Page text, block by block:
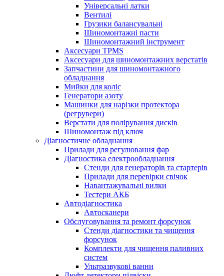
Універсальні латки
Вентилі
Грузики балансувальні
Шиномонтажні пасти
Шиномонтажний інструмент
Аксесуари TPMS
Аксесуари для шиномонтажних верстатів
Запчастини для шиномонтажного
обладнання
Мийки для коліс
Генератори азоту
Машинки для нарізки протектора
(регрувери)
Верстати для полірування дисків
Шиномонтаж під ключ
Діагностичне обладнання
Прилади для регулювання фар
Діагностика електрообладнання
Стенди для генераторів та стартерів
Прилади для перевірки свічок
Навантажувальні вилки
Тестери АКБ
Автодіагностика
Автосканери
Обслуговування та ремонт форсунок
Стенди діагностики та чищення
форсунок
Комплекти для чищення паливних
систем
Ультразвукові ванни